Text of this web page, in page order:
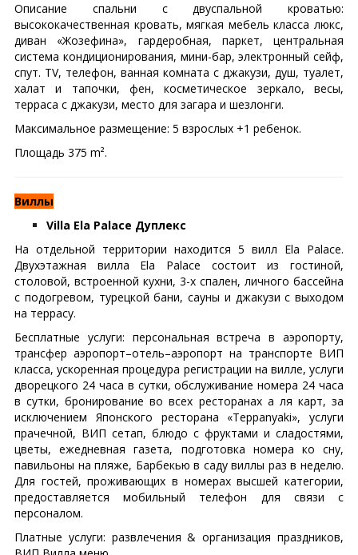
Описание спальни с двуспальной кроватью:
высококачественная кровать, мягкая мебель класса люкс,
диван «Жозефина», гардеробная, паркет, центральная
система кондиционирования, мини-бар, электронный сейф,
спут. TV, телефон, ванная комната с джакузи, душ, туалет,
халат и тапочки, фен, косметическое зеркало, весы,
терраса с джакузи, место для загара и шезлонги.
Максимальное размещение: 5 взрослых +1 ребенок.
Площадь 375 m².
Виллы
Villa Ela Palace Дуплекс
На отдельной территории находится 5 вилл Ela Palace.
Двухэтажная вилла Ela Palace состоит из гостиной,
столовой, встроенной кухни, 3-х спален, личного бассейна
с подогревом, турецкой бани, сауны и джакузи с выходом
на террасу.
Бесплатные услуги: персональная встреча в аэропорту,
трансфер аэропорт–отель–аэропорт на транспорте ВИП
класса, ускоренная процедура регистрации на вилле, услуги
дворецкого 24 часа в сутки, обслуживание номера 24 часа
в сутки, бронирование во всех ресторанах а ля карт, за
исключением Японского ресторана «Teppanyaki», услуги
прачечной, ВИП сетап, блюдо с фруктами и сладостями,
цветы, ежедневная газета, подготовка номера ко сну,
павильоны на пляже, Барбекью в саду виллы раз в неделю.
Для гостей, проживающих в номерах высшей категории,
предоставляется мобильный телефон для связи с
персоналом.
Платные услуги: развлечения & организация праздников,